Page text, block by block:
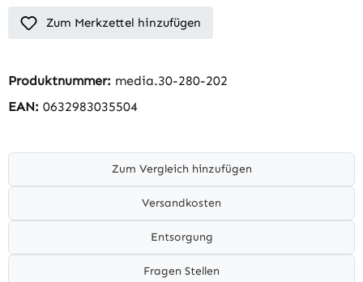
Zum Merkzettel hinzufügen
Produktnummer: media.30-280-202
EAN: 0632983035504
Zum Vergleich hinzufügen
Versandkosten
Entsorgung
Fragen Stellen